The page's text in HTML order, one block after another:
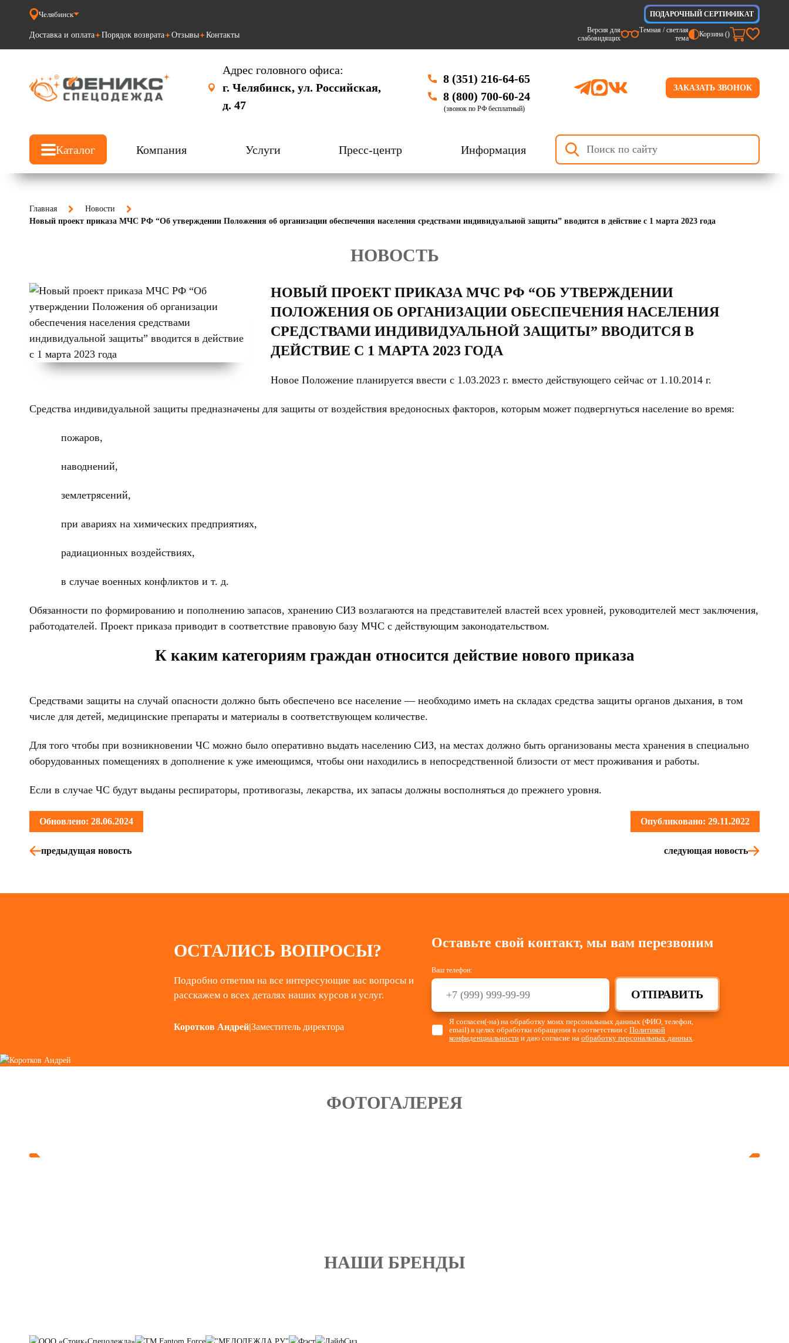
Челябинск
Доставка и оплата Порядок возврата Отзывы Контакты
ПОДАРОЧНЫЙ СЕРТИФИКАТ
Версия для
слабовидящих
Темная / светлая
тема
Корзина ()
Адрес головного офиса:
г. Челябинск, ул. Российская,
д. 47
8 (351) 216-64-65
8 (800) 700-60-24
(звонок по РФ бесплатный)
ЗАКАЗАТЬ ЗВОНОК
Каталог Компания Услуги Пресс-центр Информация
Главная
Новости
Новый проект приказа МЧС РФ “Об утверждении Положения об организации обеспечения населения средствами индивидуальной защиты” вводится в действие с 1 марта 2023 года
НОВОСТЬ
НОВЫЙ ПРОЕКТ ПРИКАЗА МЧС РФ “ОБ УТВЕРЖДЕНИИ
ПОЛОЖЕНИЯ ОБ ОРГАНИЗАЦИИ ОБЕСПЕЧЕНИЯ НАСЕЛЕНИЯ
СРЕДСТВАМИ ИНДИВИДУАЛЬНОЙ ЗАЩИТЫ” ВВОДИТСЯ В
ДЕЙСТВИЕ С 1 МАРТА 2023 ГОДА
Новое Положение планируется ввести с 1.03.2023 г. вместо действующего сейчас от 1.10.2014 г.
Средства индивидуальной защиты предназначены для защиты от воздействия вредоносных факторов, которым может подвергнуться население во время:
пожаров,
наводнений,
землетрясений,
при авариях на химических предприятиях,
радиационных воздействиях,
в случае военных конфликтов и т. д.
Обязанности по формированию и пополнению запасов, хранению СИЗ возлагаются на представителей властей всех уровней, руководителей мест заключения,
работодателей. Проект приказа приводит в соответствие правовую базу МЧС с действующим законодательством.
К каким категориям граждан относится действие нового приказа
Средствами защиты на случай опасности должно быть обеспечено все население — необходимо иметь на складах средства защиты органов дыхания, в том
числе для детей, медицинские препараты и материалы в соответствующем количестве.
Для того чтобы при возникновении ЧС можно было оперативно выдать населению СИЗ, на местах должно быть организованы места хранения в специально
оборудованных помещениях в дополнение к уже имеющимся, чтобы они находились в непосредственной близости от мест проживания и работы.
Если в случае ЧС будут выданы респираторы, противогазы, лекарства, их запасы должны восполняться до прежнего уровня.
Обновлено: 28.06.2024 Опубликовано: 29.11.2022
предыдущая новость следующая новость
ОСТАЛИСЬ ВОПРОСЫ?
Подробно ответим на все интересующие вас вопросы и
расскажем о всех деталях наших курсов и услуг.
Коротков Андрей|Заместитель директора
Оставьте свой контакт, мы вам перезвоним
Ваш телефон:
ОТПРАВИТЬ
Я согласен(-на) на обработку моих персональных данных (ФИО, телефон,
email) в целях обработки обращения в соответствии с Политикой
конфиденциальностии даю согласие на обработку персональных данных.
ФОТОГАЛЕРЕЯ
НАШИ БРЕНДЫ